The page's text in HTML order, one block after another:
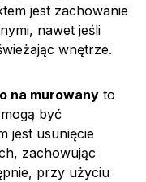
jest zachowanie
nawet jeśli
wnętrze.
na murowany to
być
jest usunięcie
zachowując
przy użyciu